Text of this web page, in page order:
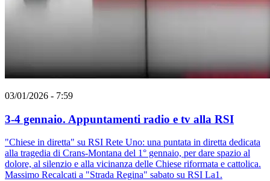
03/01/2026 - 7:59
3-4 gennaio. Appuntamenti radio e tv alla RSI
"Chiese in diretta" su RSI Rete Uno: una puntata in diretta dedicata
alla tragedia di Crans-Montana del 1° gennaio, per dare spazio al
dolore, al silenzio e alla vicinanza delle Chiese riformata e cattolica.
Massimo Recalcati a "Strada Regina" sabato su RSI La1.